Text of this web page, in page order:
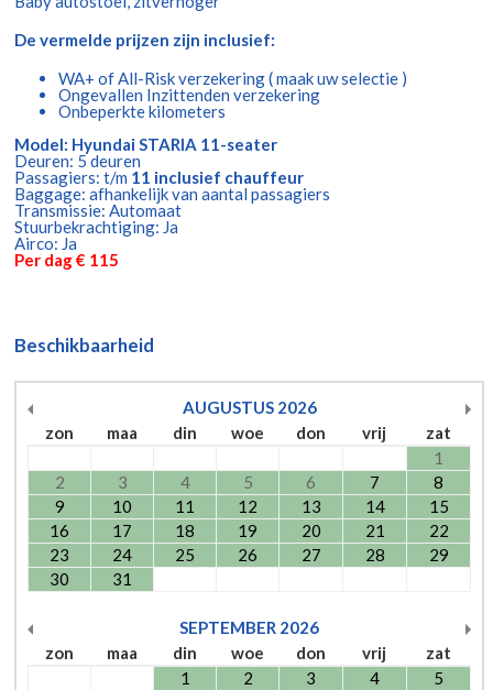
De vermelde prijzen zijn inclusief:
WA+ of All-Risk verzekering ( maak uw selectie )
Ongevallen Inzittenden verzekering
Onbeperkte kilometers
Model: Hyundai STARIA 11-seater
Deuren: 5 deuren
Passagiers: t/m 11 inclusief chauffeur
Baggage: afhankelijk van aantal passagiers
Transmissie: Automaat
Stuurbekrachtiging: Ja
Airco: Ja
Per dag € 115
Beschikbaarheid
AUGUSTUS 2026
zon
maa din woe don vrij
zat
1
2
3 4 5 6 7
8
9
10 11 12 13 14
15
16
17 18 19 20 21
22
23
24 25 26 27 28
29
30
31
SEPTEMBER 2026
zon
maa din woe don vrij
zat
1
2 3 4
5